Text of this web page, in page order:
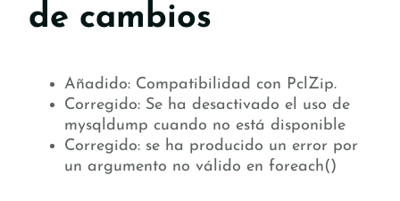
de cambios
Añadido: Compatibilidad con PclZip.
Corregido: Se ha desactivado el uso de
mysqldump cuando no está disponible
Corregido: se ha producido un error por
un argumento no válido en foreach()